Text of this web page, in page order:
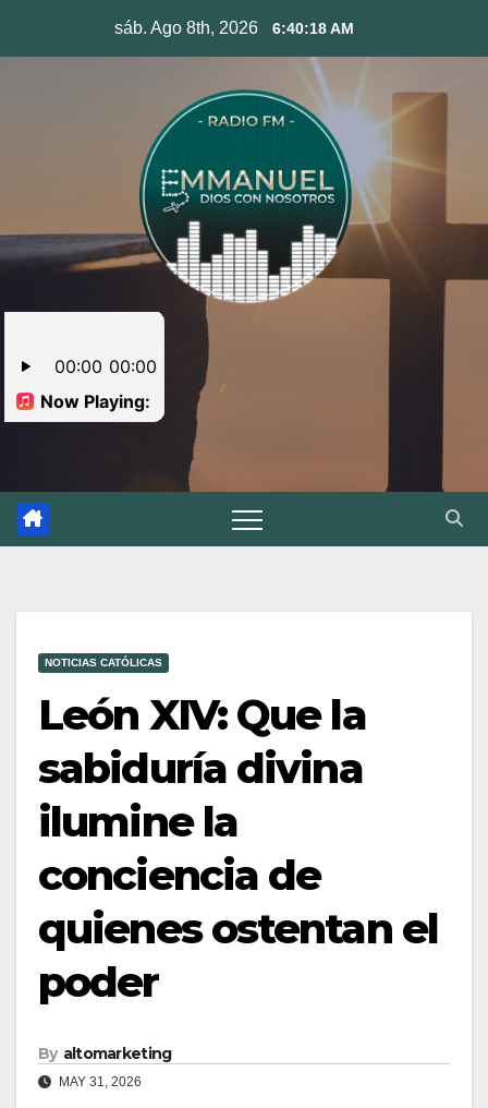
sáb. Ago 8th, 2026 6:40:19 AM
NOTICIAS CATÓLICAS
León XIV: Que la
sabiduría divina
ilumine la
conciencia de
quienes ostentan el
poder
By altomarketing
MAY 31, 2026